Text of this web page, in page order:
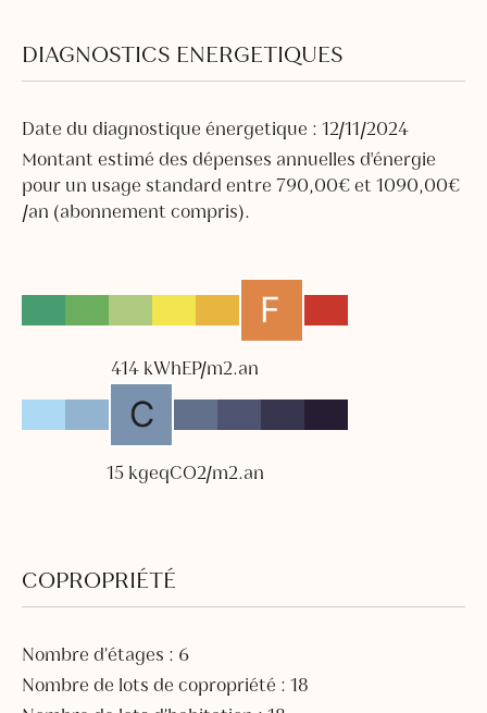
DIAGNOSTICS ENERGETIQUES
Date du diagnostique énergetique : 12/11/2024
Montant estimé des dépenses annuelles d'énergie
pour un usage standard entre 790,00€ et 1090,00€
/an (abonnement compris).
414 kWhEP/m2.an
15 kgeqCO2/m2.an
COPROPRIÉTÉ
Nombre d’étages : 6
Nombre de lots de copropriété : 18